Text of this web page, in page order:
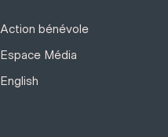
Action bénévole
Espace Média
English